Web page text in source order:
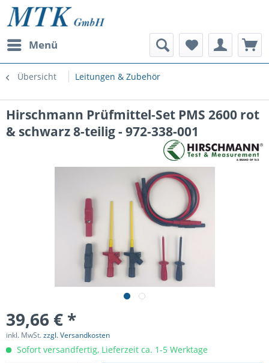
Menü
Übersicht Leitungen & Zubehör
Hirschmann Prüfmittel-Set PMS 2600 rot
& schwarz 8-teilig - 972-338-001
39,66 € *
inkl. MwSt.zzgl. Versandkosten
Sofort versandfertig, Lieferzeit ca. 1-5 Werktage